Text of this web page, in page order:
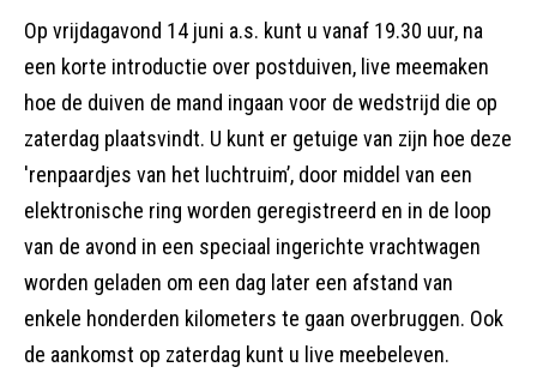
Op vrijdagavond 14 juni a.s. kunt u vanaf 19.30 uur, na
een korte introductie over postduiven, live meemaken
hoe de duiven de mand ingaan voor de wedstrijd die op
zaterdag plaatsvindt. U kunt er getuige van zijn hoe deze
'renpaardjes van het luchtruim’, door middel van een
elektronische ring worden geregistreerd en in de loop
van de avond in een speciaal ingerichte vrachtwagen
worden geladen om een dag later een afstand van
enkele honderden kilometers te gaan overbruggen. Ook
de aankomst op zaterdag kunt u live meebeleven.